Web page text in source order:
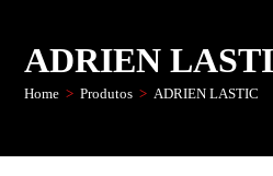
ADRIEN
Home > Produtos > ADRIEN LASTIC